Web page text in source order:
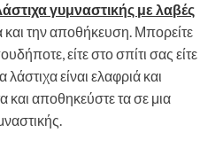
γυμναστικής με λαβές
και την αποθήκευση. Μπορείτε
είτε στο σπίτι σας είτε
είναι ελαφριά και
και αποθηκεύστε τα σε μια